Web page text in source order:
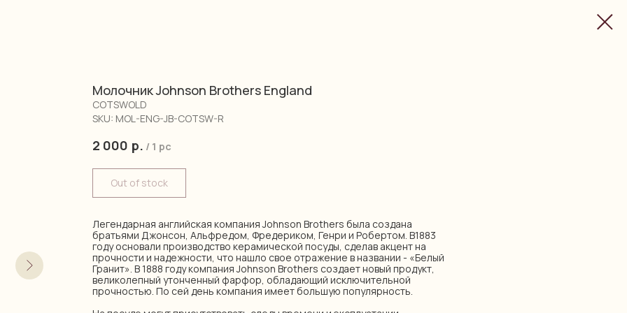
Молочник Johnson Brothers England
COTSWOLD
SKU: MOL-ENG-JB-COTSW-R
2 000 р. / 1 pc
Out of stock
Легендарная английская компания Johnson Brothers была создана
братьями Джонсон, Альфредом, Фредериком, Генри и Робертом. В1883
году основали производство керамической посуды, сделав акцент на
прочности и надежности, что нашло свое отражение в названии - «Белый
Гранит». В 1888 году компания Johnson Brothers создает новый продукт,
великолепный утонченный фарфор, обладающий исключительной
прочностью. По сей день компания имеет большую популярность.